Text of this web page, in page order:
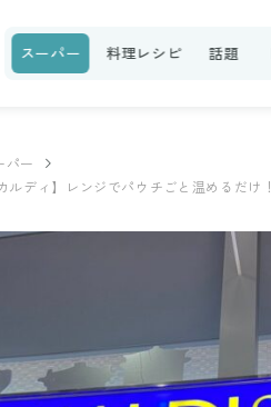
スーパー 料理レシピ 話題
パー
ルディ】レンジでパウチごと温めるだけ